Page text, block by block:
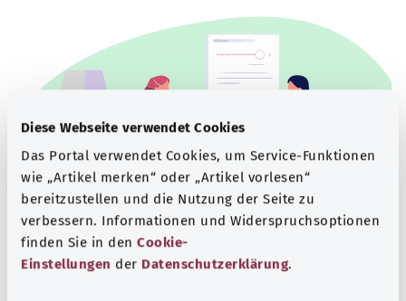
Diese Webseite verwendet Cookies
Das Portal verwendet Cookies, um Service-Funktionen
wie „Artikel merken“ oder „Artikel vorlesen“
bereitzustellen und die Nutzung der Seite zu
verbessern. Informationen und Widerspruchsoptionen
finden Sie in den Cookie-
Einstellungen der Datenschutzerklärung.
Beratung und Hilfe